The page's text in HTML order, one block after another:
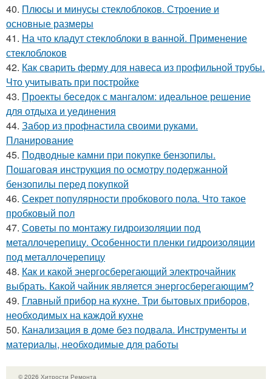
40. Плюсы и минусы стеклоблоков. Строение и
основные размеры
41. На что кладут стеклоблоки в ванной. Применение
стеклоблоков
42. Как сварить ферму для навеса из профильной трубы.
Что учитывать при постройке
43. Проекты беседок с мангалом: идеальное решение
для отдыха и уединения
44. Забор из профнастила своими руками.
Планирование
45. Подводные камни при покупке бензопилы.
Пошаговая инструкция по осмотру подержанной
бензопилы перед покупкой
46. Секрет популярности пробкового пола. Что такое
пробковый пол
47. Советы по монтажу гидроизоляции под
металлочерепицу. Особенности пленки гидроизоляции
под металлочерепицу
48. Как и какой энергосберегающий электрочайник
выбрать. Какой чайник является энергосберегающим?
49. Главный прибор на кухне. Три бытовых приборов,
необходимых на каждой кухне
50. Канализация в доме без подвала. Инструменты и
материалы, необходимые для работы
© 2026 Хитрости Ремонта